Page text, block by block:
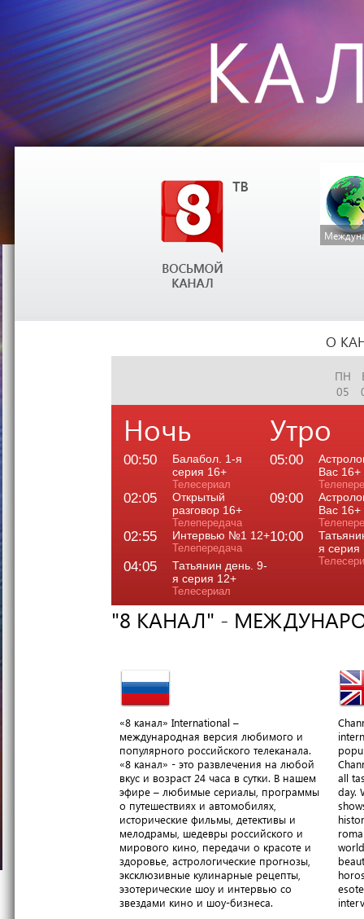
О
ПН
05
Ночь
00:50
Балабол. 1-я
серия 16+
Телесериал
02:05
Открытый
разговор 16+
Телепередача
02:55 Интервью №1 12+
Телепередача
04:05
Татьянин день. 9-
я серия 12+
Телесериал
Утро
05:00
Вас 16+
09:00
Вас 16+
10:00
я серия
"8 КАНАЛ" -
«8 канал» International –
международная версия любимого и
популярного российского телеканала.
«8 канал» - это развлечения на любой
вкус и возраст 24 часа в сутки. В нашем
эфире – любимые сериалы, программы
о путешествиях и автомобилях,
исторические фильмы, детективы и
мелодрамы, шедевры российского и
мирового кино, передачи о красоте и
здоровье, астрологические прогнозы,
эксклюзивные кулинарные рецепты,
эзотерические шоу и интервью со
звездами кино и шоу-бизнеса.
all
day.